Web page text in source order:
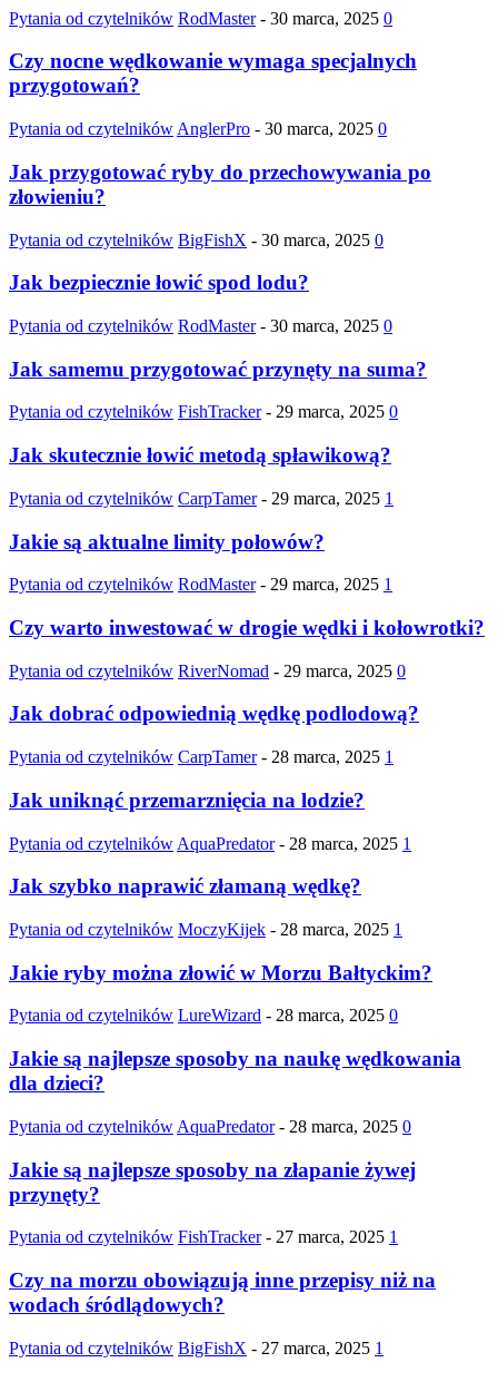
Pytania od czytelników RodMaster - 30 marca, 2025 0
Czy nocne wędkowanie wymaga specjalnych
przygotowań?
Pytania od czytelników AnglerPro - 30 marca, 2025 0
Jak przygotować ryby do przechowywania po
złowieniu?
Pytania od czytelników BigFishX - 30 marca, 2025 0
Jak bezpiecznie łowić spod lodu?
Pytania od czytelników RodMaster - 30 marca, 2025 0
Jak samemu przygotować przynęty na suma?
Pytania od czytelników FishTracker - 29 marca, 2025 0
Jak skutecznie łowić metodą spławikową?
Pytania od czytelników CarpTamer - 29 marca, 2025 1
Jakie są aktualne limity połowów?
Pytania od czytelników RodMaster - 29 marca, 2025 1
Czy warto inwestować w drogie wędki i kołowrotki?
Pytania od czytelników RiverNomad - 29 marca, 2025 0
Jak dobrać odpowiednią wędkę podlodową?
Pytania od czytelników CarpTamer - 28 marca, 2025 1
Jak uniknąć przemarznięcia na lodzie?
Pytania od czytelników AquaPredator - 28 marca, 2025 1
Jak szybko naprawić złamaną wędkę?
Pytania od czytelników MoczyKijek - 28 marca, 2025 1
Jakie ryby można złowić w Morzu Bałtyckim?
Pytania od czytelników LureWizard - 28 marca, 2025 0
Jakie są najlepsze sposoby na naukę wędkowania
dla dzieci?
Pytania od czytelników AquaPredator - 28 marca, 2025 0
Jakie są najlepsze sposoby na złapanie żywej
przynęty?
Pytania od czytelników FishTracker - 27 marca, 2025 1
Czy na morzu obowiązują inne przepisy niż na
wodach śródlądowych?
Pytania od czytelników BigFishX - 27 marca, 2025 1